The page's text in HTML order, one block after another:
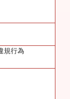
規行為